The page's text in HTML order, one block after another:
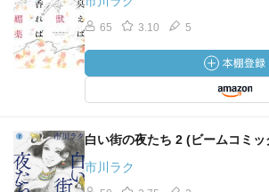
65 3.10 5
白い街の夜たち 2 (ビームコミッ
市川ラク